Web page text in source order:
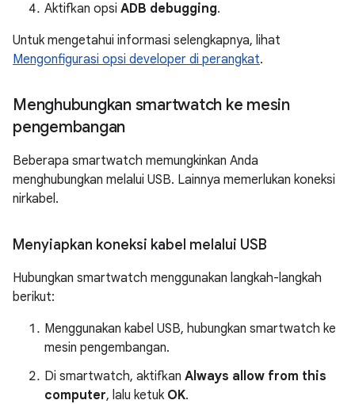
Aktifkan opsi ADB debugging.
Untuk mengetahui informasi selengkapnya, lihat
Mengonfigurasi opsi developer di perangkat.
Menghubungkan smartwatch ke mesin
pengembangan
Beberapa smartwatch memungkinkan Anda
menghubungkan melalui USB. Lainnya memerlukan koneksi
nirkabel.
Menyiapkan koneksi kabel melalui USB
Hubungkan smartwatch menggunakan langkah-langkah
berikut:
Menggunakan kabel USB, hubungkan smartwatch ke
mesin pengembangan.
Di smartwatch, aktifkan Always allow from this
computer, lalu ketuk OK.